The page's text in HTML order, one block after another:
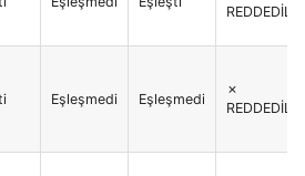
REDDEDİLİR
Eşleşmedi Eşleşmedi
✗
REDDEDİLİR